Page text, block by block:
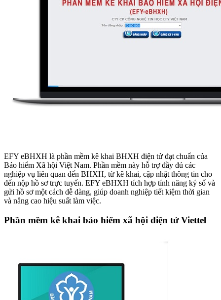
EFY eBHXH là phần mềm kê khai BHXH điện tử đạt chuẩn của
Bảo hiểm Xã hội Việt Nam. Phần mềm này hỗ trợ đầy đủ các
nghiệp vụ liên quan đến BHXH, từ kê khai, cập nhật thông tin cho
đến nộp hồ sơ trực tuyến. EFY eBHXH tích hợp tính năng ký số và
gửi hồ sơ một cách dễ dàng, giúp doanh nghiệp tiết kiệm thời gian
và nâng cao hiệu suất làm việc.
Phần mềm kê khai bảo hiểm xã hội điện tử Viettel